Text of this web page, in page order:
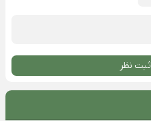
ثبت نظر